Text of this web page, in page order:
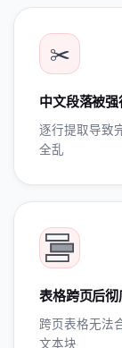
✂️
中文段落被
逐行提取导致
全乱
表格跨页后
跨页表格无法
文本块